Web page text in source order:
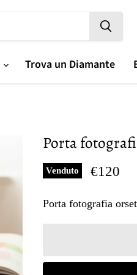
Trova un Diamante
Porta
Venduto Prezzo
€120
Porta fotografia